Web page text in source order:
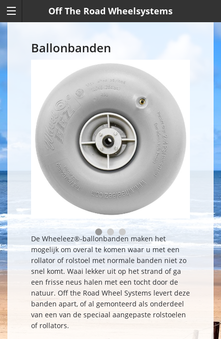
Off The Road Wheelsystems
Ballonbanden
De Wheeleez®-ballonbanden maken het
mogelijk om overal te komen waar u met een
rollator of rolstoel met normale banden niet zo
snel komt. Waai lekker uit op het strand of ga
een frisse neus halen met een tocht door de
natuur. Off the Road Wheel Systems levert deze
banden apart, of al gemonteerd als onderdeel
van een van de speciaal aangepaste rolstoelen
of rollators.